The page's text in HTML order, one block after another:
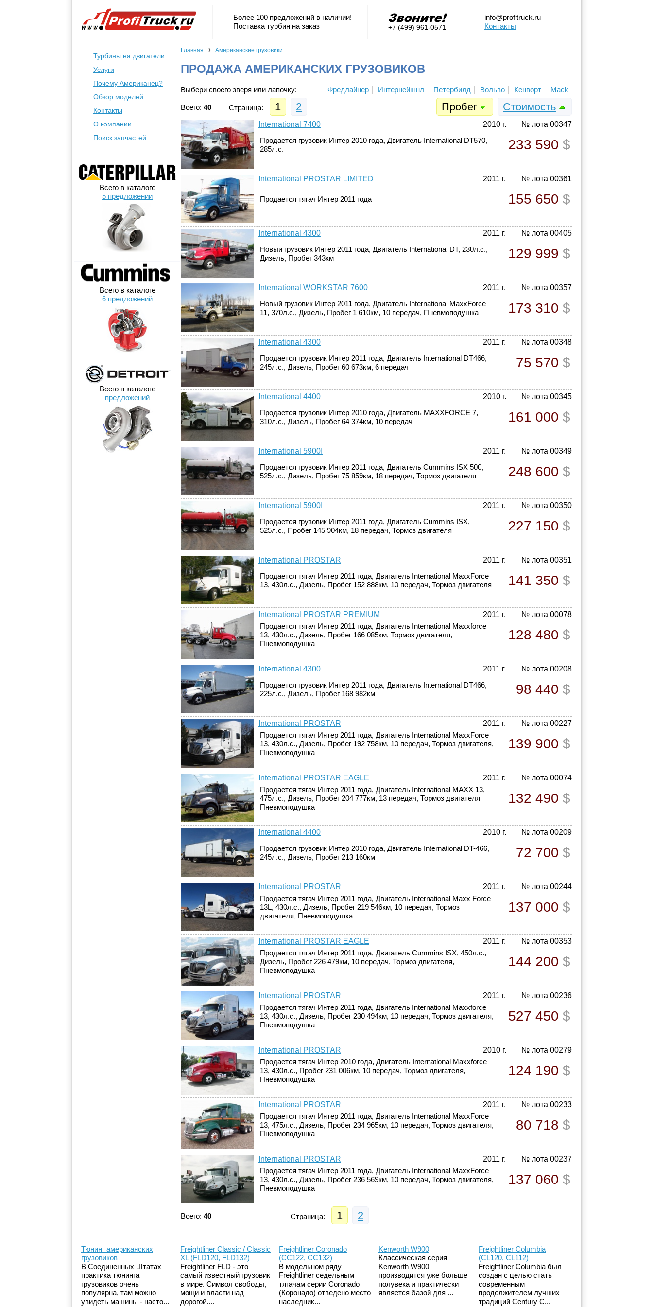
Более 100 предложений в наличии!
Поставка турбин на заказ
+7 (499) 961-0571
info@profitruck.ru
Контакты
Турбины на двигатели
Услуги
Почему Американец?
Обзор моделей
Контакты
О компании
Поиск запчастей
Всего в каталоге
5 предложений
Всего в каталоге
6 предложений
Всего в каталоге
предложений
Главная › Американские грузовики
ПРОДАЖА АМЕРИКАНСКИХ ГРУЗОВИКОВ
Выбери своего зверя или лапочку: Фредлайнер Интернейшнл Петербилд Вольво Кенворт Mack
Всего: 40 Страница: 1 2 Пробег Стоимость
International 7400 № лота 00347
2010 г.
Продается грузовик Интер 2010 года, Двигатель International DT570,
285л.с.
233 590 $
International PROSTAR LIMITED № лота 00361
2011 г.
Продается тягач Интер 2011 года 155 650 $
International 4300 № лота 00405
2011 г.
Новый грузовик Интер 2011 года, Двигатель International DT, 230л.с.,
Дизель, Пробег 343км
129 999 $
International WORKSTAR 7600 № лота 00357
2011 г.
Новый грузовик Интер 2011 года, Двигатель International MaxxForce
11, 370л.с., Дизель, Пробег 1 610км, 10 передач, Пневмоподушка
173 310 $
International 4300 № лота 00348
2011 г.
Продается грузовик Интер 2011 года, Двигатель International DT466,
245л.с., Дизель, Пробег 60 673км, 6 передач
75 570 $
International 4400 № лота 00345
2010 г.
Продается грузовик Интер 2010 года, Двигатель MAXXFORCE 7,
310л.с., Дизель, Пробег 64 374км, 10 передач
161 000 $
International 5900I № лота 00349
2011 г.
Продается грузовик Интер 2011 года, Двигатель Cummins ISX 500,
525л.с., Дизель, Пробег 75 859км, 18 передач, Тормоз двигателя
248 600 $
International 5900I № лота 00350
2011 г.
Продается грузовик Интер 2011 года, Двигатель Cummins ISX,
525л.с., Пробег 145 904км, 18 передач, Тормоз двигателя
227 150 $
International PROSTAR № лота 00351
2011 г.
Продается тягач Интер 2011 года, Двигатель International MaxxForce
13, 430л.с., Дизель, Пробег 152 888км, 10 передач, Тормоз двигателя
141 350 $
International PROSTAR PREMIUM № лота 00078
2011 г.
Продается тягач Интер 2011 года, Двигатель International Maxxforce
13, 430л.с., Дизель, Пробег 166 085км, Тормоз двигателя,
Пневмоподушка
128 480 $
International 4300 № лота 00208
2011 г.
Продается грузовик Интер 2011 года, Двигатель International DT466,
225л.с., Дизель, Пробег 168 982км
98 440 $
International PROSTAR № лота 00227
2011 г.
Продается тягач Интер 2011 года, Двигатель International MaxxForce
13, 430л.с., Дизель, Пробег 192 758км, 10 передач, Тормоз двигателя,
Пневмоподушка
139 900 $
International PROSTAR EAGLE № лота 00074
2011 г.
Продается тягач Интер 2011 года, Двигатель International MAXX 13,
475л.с., Дизель, Пробег 204 777км, 13 передач, Тормоз двигателя,
Пневмоподушка
132 490 $
International 4400 № лота 00209
2010 г.
Продается грузовик Интер 2010 года, Двигатель International DT-466,
245л.с., Дизель, Пробег 213 160км
72 700 $
International PROSTAR № лота 00244
2011 г.
Продается тягач Интер 2011 года, Двигатель International Maxx Force
13L, 430л.с., Дизель, Пробег 219 546км, 10 передач, Тормоз
двигателя, Пневмоподушка
137 000 $
International PROSTAR EAGLE № лота 00353
2011 г.
Продается тягач Интер 2011 года, Двигатель Cummins ISX, 450л.с.,
Дизель, Пробег 226 479км, 10 передач, Тормоз двигателя,
Пневмоподушка
144 200 $
International PROSTAR № лота 00236
2011 г.
Продается тягач Интер 2011 года, Двигатель International Maxxforce
13, 430л.с., Дизель, Пробег 230 494км, 10 передач, Тормоз двигателя,
Пневмоподушка
527 450 $
International PROSTAR № лота 00279
2010 г.
Продается тягач Интер 2010 года, Двигатель International Maxxforce
13, 430л.с., Пробег 231 006км, 10 передач, Тормоз двигателя,
Пневмоподушка
124 190 $
International PROSTAR № лота 00233
2011 г.
Продается тягач Интер 2011 года, Двигатель International MaxxForce
13, 475л.с., Дизель, Пробег 234 965км, 10 передач, Тормоз двигателя,
Пневмоподушка
80 718 $
International PROSTAR № лота 00237
2011 г.
Продается тягач Интер 2011 года, Двигатель International MaxxForce
13, 430л.с., Дизель, Пробег 236 569км, 10 передач, Тормоз двигателя,
Пневмоподушка
137 060 $
Всего: 40 Страница: 1 2
Тюнинг американских
грузовиков
В Соединенных Штатах
практика тюнинга
грузовиков очень
популярна, там можно
увидеть машины - насто...
Freightliner Classic / Classic
XL (FLD120, FLD132)
Freightliner FLD - это
самый известный грузовик
в мире. Символ свободы,
мощи и власти над
дорогой....
Freightliner Coronado
(CC122, CC132)
В модельном ряду
Freightliner седельным
тягачам серии Coronado
(Коронадо) отведено место
наследник...
Kenworth W900
Классическая серия
Kenworth W900
производится уже больше
полувека и практически
является базой для ...
Freightliner Columbia
(CL120, CL112)
Freightliner Columbia был
создан с целью стать
современным
продолжителем лучших
традиций Century C...